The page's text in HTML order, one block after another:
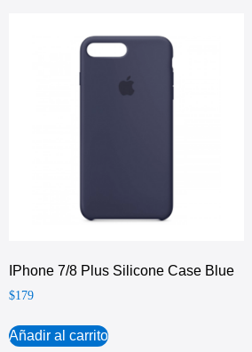
IPhone 7/8 Plus Silicone Case Blue
$179
Añadir al carrito